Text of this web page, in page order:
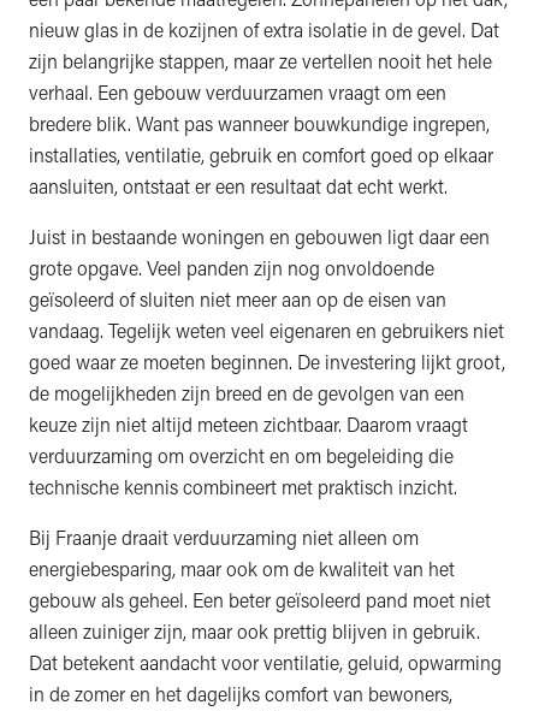
nieuw glas in de kozijnen of extra isolatie in de gevel. Dat
zijn belangrijke stappen, maar ze vertellen nooit het hele
verhaal. Een gebouw verduurzamen vraagt om een
bredere blik. Want pas wanneer bouwkundige ingrepen,
installaties, ventilatie, gebruik en comfort goed op elkaar
aansluiten, ontstaat er een resultaat dat echt werkt.
Juist in bestaande woningen en gebouwen ligt daar een
grote opgave. Veel panden zijn nog onvoldoende
geïsoleerd of sluiten niet meer aan op de eisen van
vandaag. Tegelijk weten veel eigenaren en gebruikers niet
goed waar ze moeten beginnen. De investering lijkt groot,
de mogelijkheden zijn breed en de gevolgen van een
keuze zijn niet altijd meteen zichtbaar. Daarom vraagt
verduurzaming om overzicht en om begeleiding die
technische kennis combineert met praktisch inzicht.
Bij Fraanje draait verduurzaming niet alleen om
energiebesparing, maar ook om de kwaliteit van het
gebouw als geheel. Een beter geïsoleerd pand moet niet
alleen zuiniger zijn, maar ook prettig blijven in gebruik.
Dat betekent aandacht voor ventilatie, geluid, opwarming
in de zomer en het dagelijks comfort van bewoners,